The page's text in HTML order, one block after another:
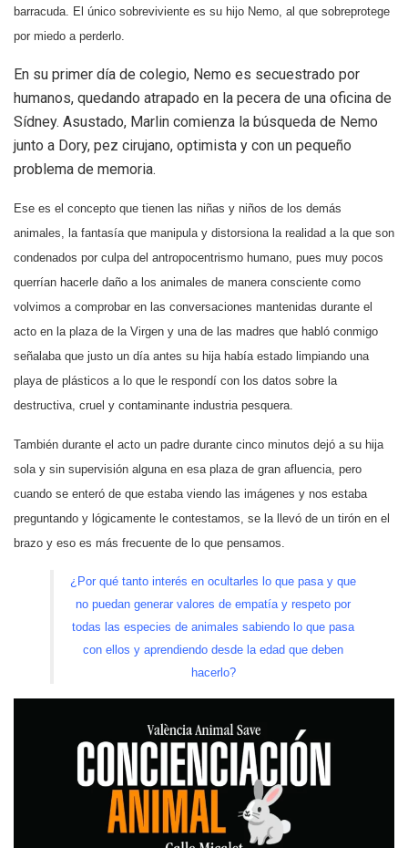
barracuda. El único sobreviviente es su hijo Nemo, al que sobreprotege
por miedo a perderlo.
En su primer día de colegio, Nemo es secuestrado por
humanos, quedando atrapado en la pecera de una oficina de
Sídney. Asustado, Marlin comienza la búsqueda de Nemo
junto a Dory, pez cirujano, optimista y con un pequeño
problema de memoria.
Ese es el concepto que tienen las niñas y niños de los demás
animales, la fantasía que manipula y distorsiona la realidad a la que son
condenados por culpa del antropocentrismo humano, pues muy pocos
querrían hacerle daño a los animales de manera consciente como
volvimos a comprobar en las conversaciones mantenidas durante el
acto en la plaza de la Virgen y una de las madres que habló conmigo
señalaba que justo un día antes su hija había estado limpiando una
playa de plásticos a lo que le respondí con los datos sobre la
destructiva, cruel y contaminante industria pesquera.
También durante el acto un padre durante cinco minutos dejó a su hija
sola y sin supervisión alguna en esa plaza de gran afluencia, pero
cuando se enteró de que estaba viendo las imágenes y nos estaba
preguntando y lógicamente le contestamos, se la llevó de un tirón en el
brazo y eso es más frecuente de lo que pensamos.
¿Por qué tanto interés en ocultarles lo que pasa y que
no puedan generar valores de empatía y respeto por
todas las especies de animales sabiendo lo que pasa
con ellos y aprendiendo desde la edad que deben
hacerlo?